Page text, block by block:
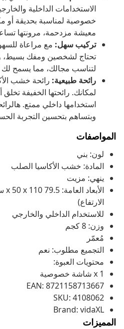
الاستخدامات الداخلية
خصوصية لمناسبة بحديقة أو
معيشة مزدحمة، مرونتها
تركيب سهل: مع مراعاة
تحتاج لشخصين ومفك بسيط،
لتناسب مجالك، مما يسمح لك
رائحة طبيعية: رائحة خشب
لمكانك. رائحتها الخفيفة
استخدامها داخلي ممتع.
وبتساهم بتحسين التجربة
المواصفات
لون: بني
المادة: خشب الأكاسيا الصلب
ينهي: مزيت
الارتفاع)
للاستخدام الداخلي والخارجي
وزن: 8 كجم
مُعمّر
التجميع مطلوب: نعم
محتويات العبوة:
1 x شاشة خصوصية
EAN: 8721158713667
SKU: 4108062
Brand: vidaXL
المميزات